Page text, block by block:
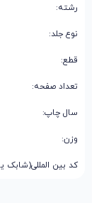
رشته:
نوع جلد:
قطع:
تعداد صفحه:
سال چاپ:
وزن:
کد بین المللی(شابک